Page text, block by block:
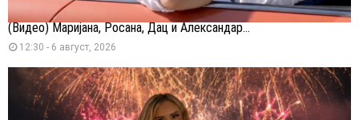
(Видео) Маријана, Росана, Дац и Александар...
12:30 - 6 август, 2026